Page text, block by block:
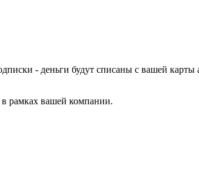
- деньги будут списаны с вашей карты
рамках вашей компании.